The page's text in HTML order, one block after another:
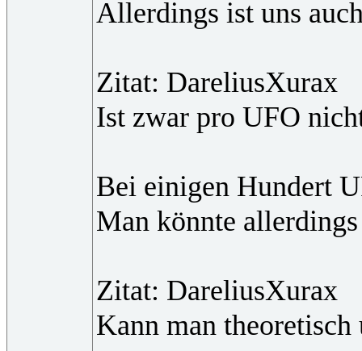
Allerdings ist uns
Zitat: DareliusXurax
Ist zwar pro UFO
Bei einigen Hundert
Man könnte
Zitat: DareliusXurax
Kann man